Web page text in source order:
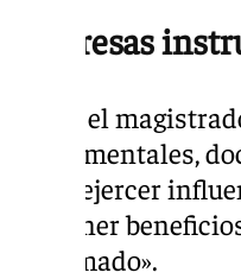
Empresas
Según el
instrumentales,
«para ejercer
y obtener
entramado».